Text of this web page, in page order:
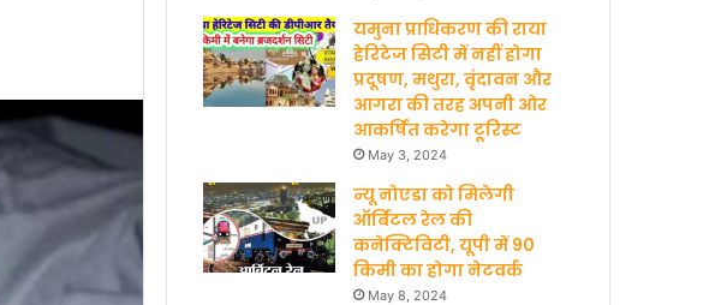
यमुना प्राधिकरण की राया
हेरिटेज सिटी में नहीं होगा
प्रदूषण, मथुरा, वृंदावन और
आगरा की तरह अपनी ओर
आकर्षित करेगा टूरिस्ट
May 3, 2024
न्यू नोएडा को मिलेगी
ऑर्बिटल रेल की
कनेक्टिविटी, यूपी में 90
किमी का होगा नेटवर्क
May 8, 2024